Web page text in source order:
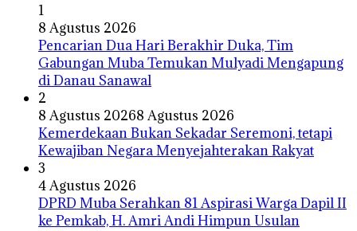
1
8 Agustus 2026
Pencarian Dua Hari Berakhir Duka, Tim
Gabungan Muba Temukan Mulyadi Mengapung
di Danau Sanawal
2
8 Agustus 20268 Agustus 2026
Kemerdekaan Bukan Sekadar Seremoni, tetapi
Kewajiban Negara Menyejahterakan Rakyat
3
4 Agustus 2026
DPRD Muba Serahkan 81 Aspirasi Warga Dapil II
ke Pemkab, H. Amri Andi Himpun Usulan